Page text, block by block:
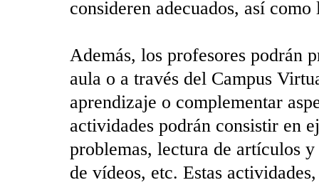
consideren adecuados, así
Además, los profesores podrán
aula o a través del Campus
aprendizaje o complementar
actividades podrán consistir en
problemas, lectura de artículos
de vídeos, etc. Estas